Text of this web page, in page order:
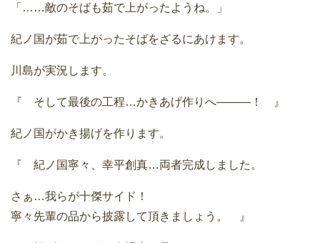
「……敵のそばも茹で上がったようね。」
紀ノ国が茹で上がったそばをざるにあけます。
川島が実況します。
『 そして最後の工程…かきあげ作りへ―――！ 』
紀ノ国がかき揚げを作ります。
『 紀ノ国寧々、幸平創真…両者完成しました。
さぁ…我らが十傑サイド！
寧々先輩の品から披露して頂きましょう。 』